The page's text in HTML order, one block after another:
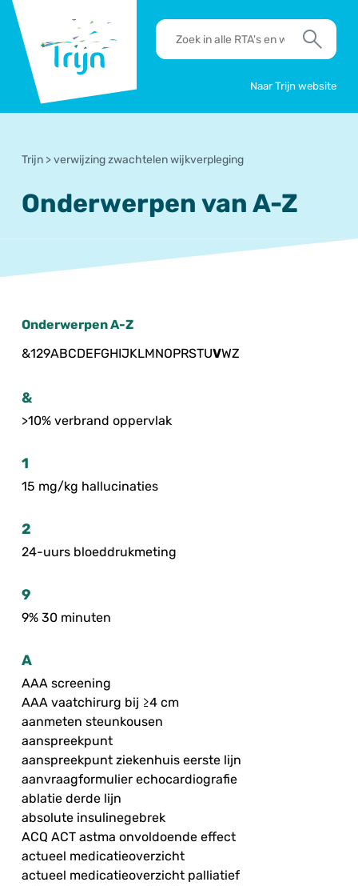
Trijn
RTA's
en
Zoek
Naar Trijn website
Trijn >verwijzing zwachtelen wijkverpleging
Onderwerpen van A-Z
Onderwerpen A-Z
&129ABCDEFGHIJKLMNOPRSTUVWZ
&
>10% verbrand oppervlak
1
15 mg/kg hallucinaties
2
24-uurs bloeddrukmeting
9
9% 30 minuten
A
AAA screening
AAA vaatchirurg bij ≥4 cm
aanmeten steunkousen
aanspreekpunt
aanspreekpunt ziekenhuis eerste lijn
aanvraagformulier echocardiografie
ablatie derde lijn
absolute insulinegebrek
ACQ ACT astma onvoldoende effect
actueel medicatieoverzicht
actueel medicatieoverzicht palliatief